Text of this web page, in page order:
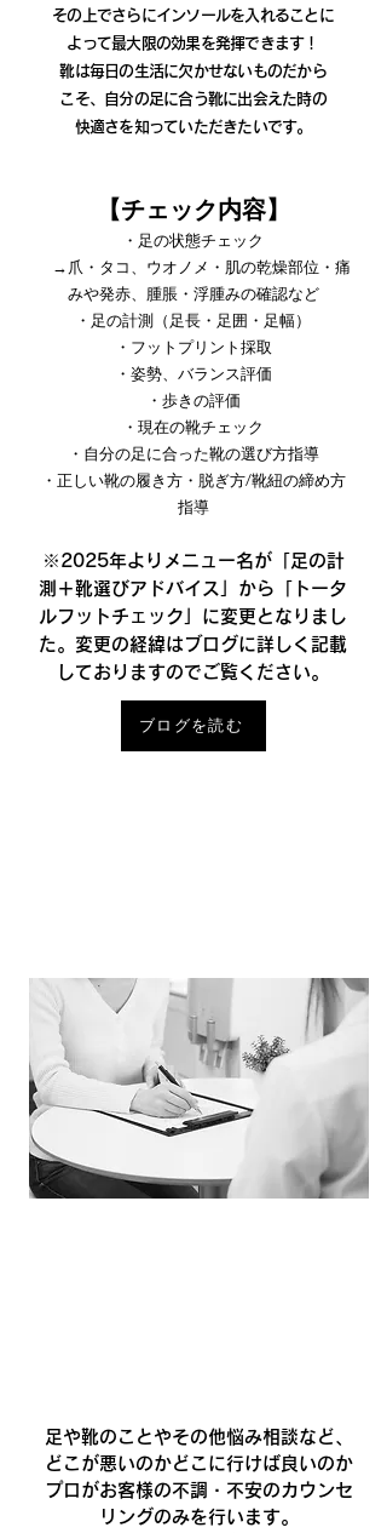
その上でさらにインソールを入れることに
よって最大限の効果を発揮できます！
靴は毎日の生活に欠かせないものだから
こそ、自分の足に合う靴に出会えた時の
快適さを知っていただきたいです。
【チェック内容】
・足の状態チェック
→爪・タコ、ウオノメ・肌の乾燥部位・痛
みや発赤、腫脹・浮腫みの確認など
・足の計測（足長・足囲・足幅）
・フットプリント採取
・姿勢、バランス評価
・歩きの評価
・現在の靴チェック
・自分の足に合った靴の選び方指導
・正しい靴の履き方・脱ぎ方/靴紐の締め方
指導
※2025年よりメニュー名が「足の計
測＋靴選びアドバイス」から「トータ
ルフットチェック」に変更となりまし
た。 ​変更の経緯はブログに詳しく記載
しておりますのでご覧ください。
ブログを読む
足や靴のことやその他悩み相談など、
どこが悪いのかどこに行けば良いのか
プロがお客様の不調・不安のカウンセ
リングのみを行います。